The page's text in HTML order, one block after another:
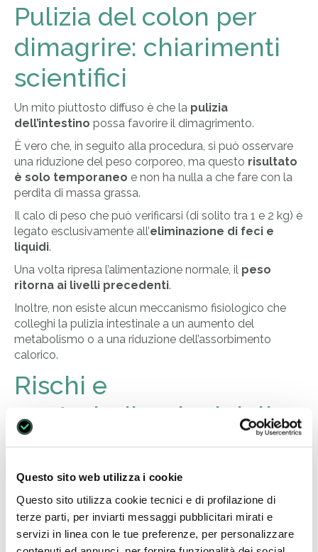
Questo sito web utilizza i cookie
Questo sito utilizza cookie tecnici e di profilazione di
terze parti, per inviarti messaggi pubblicitari mirati e
servizi in linea con le tue preferenze, per personalizzare
Pulizia del colon per
dimagrire: chiarimenti
scientifici
Un mito piuttosto diffuso è che la pulizia
dell’intestino possa favorire il dimagrimento.
È vero che, in seguito alla procedura, si può osservare
una riduzione del peso corporeo, ma questo risultato
è solo temporaneo e non ha nulla a che fare con la
perdita di massa grassa.
Il calo di peso che può verificarsi (di solito tra 1 e 2 kg) è
legato esclusivamente all’eliminazione di feci e
liquidi.
Una volta ripresa l’alimentazione normale, il peso
ritorna ai livelli precedenti.
Inoltre, non esiste alcun meccanismo fisiologico che
colleghi la pulizia intestinale a un aumento del
metabolismo o a una riduzione dell’assorbimento
calorico.
Rischi e
controindicazioni della
pulizia intestinale
Anche se si tratta di una pratica apparentemente
presentacontroindicazioniben definite, soprattutto
quando eseguita in modo improprio o su pazienti con
patologie non diagnosticate.